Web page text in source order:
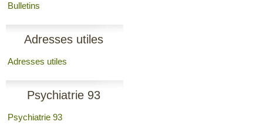
Bulletins
Adresses utiles
Adresses utiles
Psychiatrie 93
Psychiatrie 93